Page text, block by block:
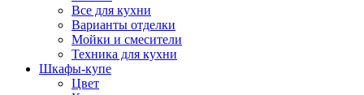
Все для кухни
Варианты отделки
Мойки и смесители
Техника для кухни
Шкафы-купе
Цвет